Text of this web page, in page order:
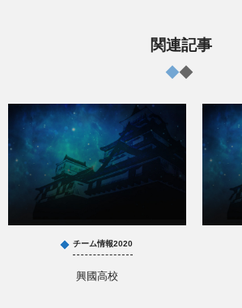
関連記事
チーム情報2020
興國高校